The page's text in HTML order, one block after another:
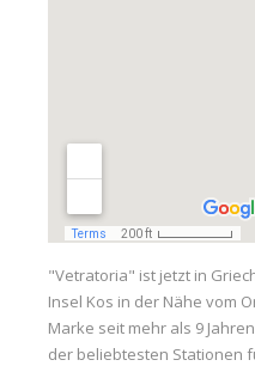
"Vetratoria" ist jetzt in
Insel Kos in der Nähe vom
Marke seit mehr als 9
der beliebtesten Stationen